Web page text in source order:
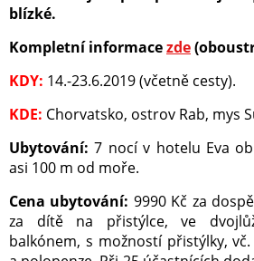
blízké.
Kompletní informacezde
KDY: 14.-23.6.2019 (včetně cesty).
KDE: Chorvatsko, ostrov Rab, mys
Ubytování:7 nocí v hotelu Eva
asi 100 m od moře.
Cena ubytování: 9990 Kč za
za dítě na přistýlce, ve
balkónem, s možností přistýlky,